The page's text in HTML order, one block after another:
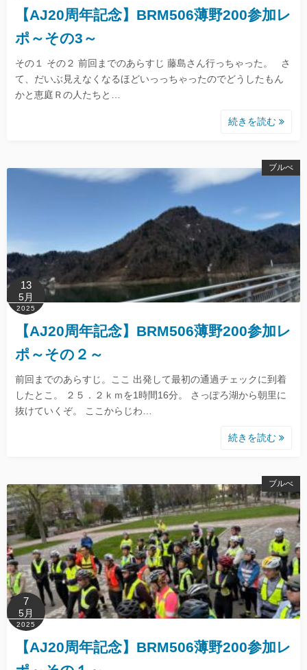
【AJ20周年記念】BRM506薄野200参加レ
ポ～その3～
その１ その２ 前回までのあらすじ 藤島さん行っちゃった。 さ
て、だいぶ見えなくなるほどいっっちゃったのでどうしたもん
かと恵庭Ｒの人たちと…
続きを読む
ブルべ
13
5月
2025
【AJ20周年記念】BRM506薄野200参加レ
ポ～その２～
前回までのあらすじ。ここ 出発して最初の通過チェックに到着
したとこ。 ２５．２ｋｍを1時間16分。 さっぽろ湖から朝里に
抜けていくぞ。 ここからじわ…
続きを読む
ブルべ
7
5月
2025
【AJ20周年記念】BRM506薄野200参加レ